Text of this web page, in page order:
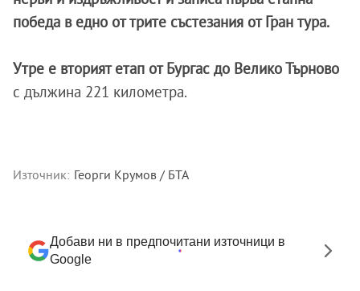
победа в едно от трите състезания от Гран тура.
Утре е вторият етап от Бургас до Велико Търново
с дължина 221 километра.
Източник: Георги Крумов / БТА
Добави ни в предпочитани източници в
Google